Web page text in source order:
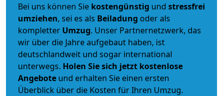
Bei uns können Sie kostengünstig und stressfrei
umziehen, sei es als Beiladung oder als
kompletter Umzug. Unser Partnernetzwerk, das
wir über die Jahre aufgebaut haben, ist
deutschlandweit und sogar international
unterwegs. Holen Sie sich jetzt kostenlose
Angebote und erhalten Sie einen ersten
Überblick über die Kosten für Ihren Umzug.